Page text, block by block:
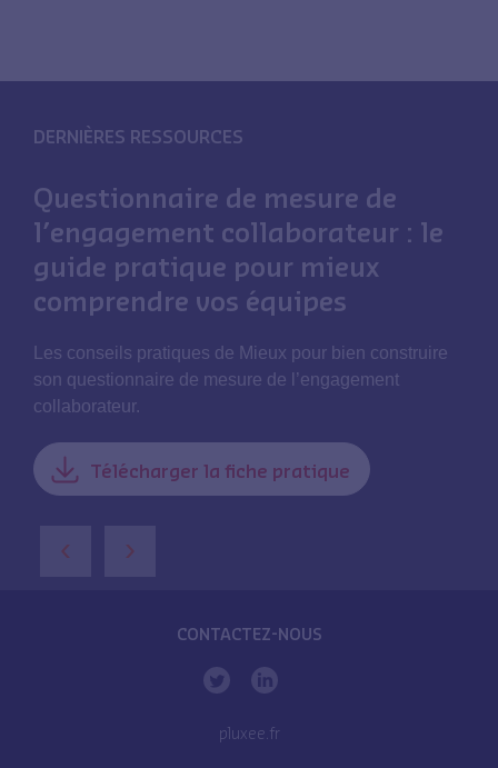
DERNIÈRES RESSOURCES
Questionnaire de mesure de
l’engagement collaborateur : le
guide pratique pour mieux
comprendre vos équipes
Les conseils pratiques de Mieux pour bien construire
son questionnaire de mesure de l’engagement
collaborateur.
Télécharger la fiche pratique
‹ ›
CONTACTEZ-NOUS
pluxee.fr